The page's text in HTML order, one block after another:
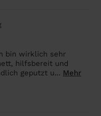
bin wirklich sehr
hilfsbereit und
geputzt u... Mehr